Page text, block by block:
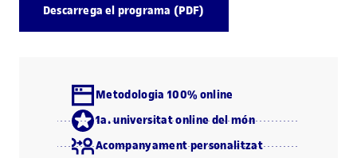
Descarrega el programa (PDF)
Metodologia 100% online
1a. universitat online del món
Acompanyament personalitzat